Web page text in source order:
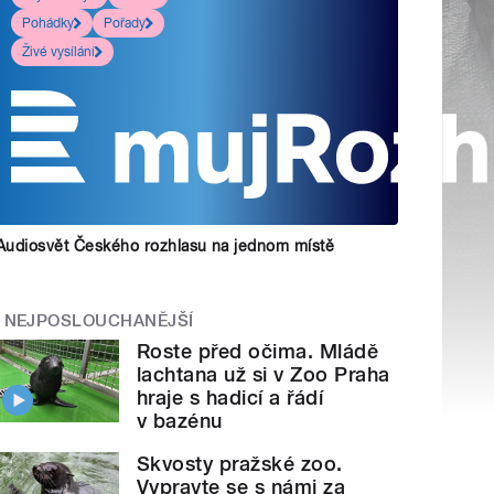
Pohádky
Pořady
Živé vysílání
Českého rozhlasu na jednom místě
NEJPOSLOUCHANĚJŠÍ
Roste před očima. Mládě
lachtana už si v Zoo Praha
hraje s hadicí a řádí
v bazénu
Skvosty pražské zoo.
Vypravte se s námi za